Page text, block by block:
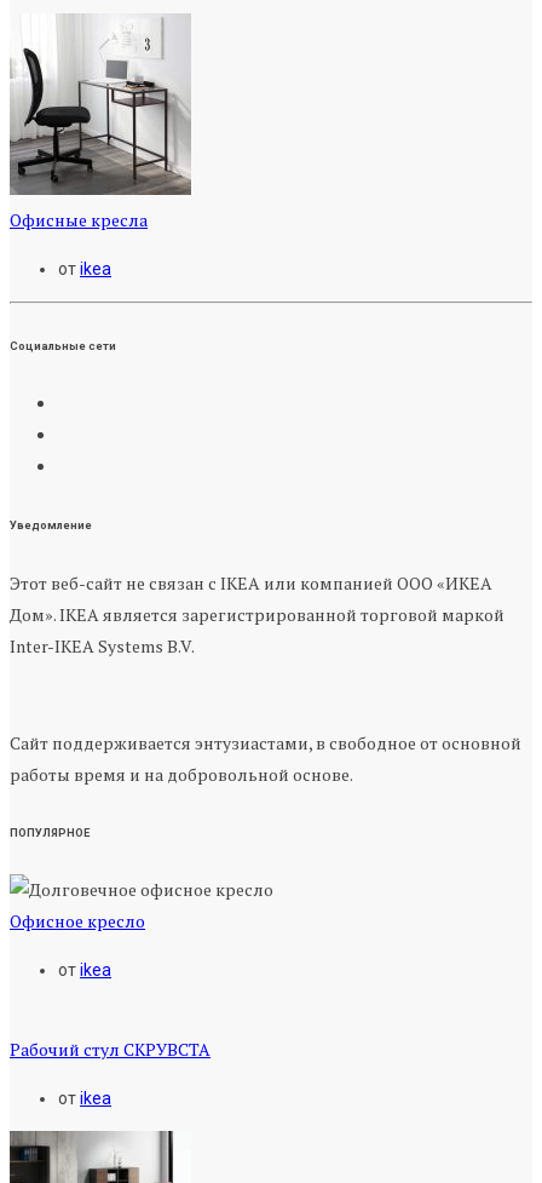
Офисные кресла
отikea
Социальные сети
Уведомление
Этот веб-сайт не связан с IKEA или компанией ООО «ИКЕА
Дом». IKEA является зарегистрированной торговой маркой
Inter-IKEA Systems B.V.
Сайт поддерживается энтузиастами, в свободное от основной
работы время и на добровольной основе.
ПОПУЛЯРНОЕ
Офисное кресло
отikea
Рабочий стул СКРУВСТА
отikea